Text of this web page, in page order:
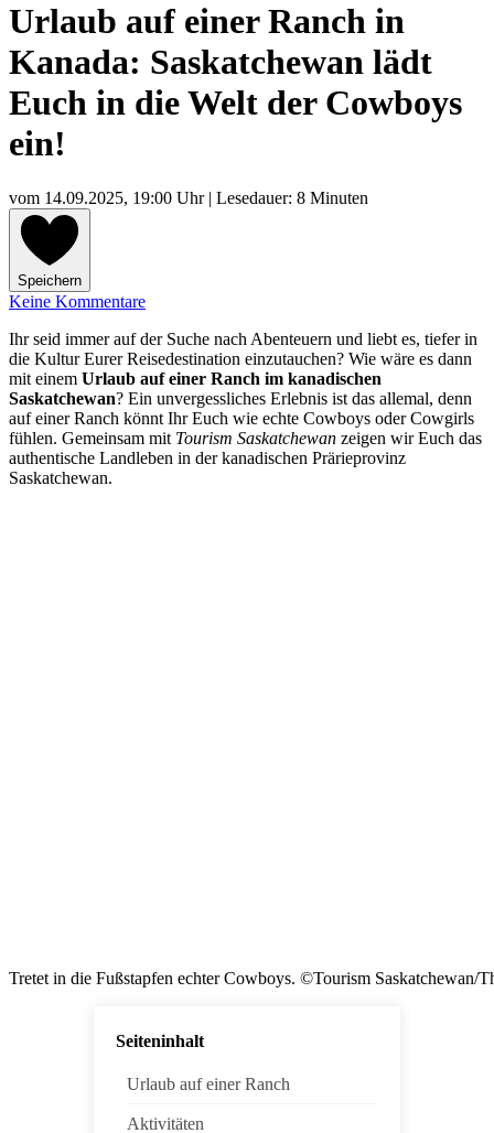
Urlaub auf einer Ranch in
Kanada: Saskatchewan lädt
Euch in die Welt der Cowboys
ein!
vom 14.09.2025, 19:00 Uhr| Lesedauer: 8 Minuten
Speichern
Keine Kommentare
Ihr seid immer auf der Suche nach Abenteuern und liebt es, tiefer in
die Kultur Eurer Reisedestination einzutauchen? Wie wäre es dann
mit einem Urlaub auf einer Ranch im kanadischen
Saskatchewan? Ein unvergessliches Erlebnis ist das allemal, denn
auf einer Ranch könnt Ihr Euch wie echte Cowboys oder Cowgirls
fühlen. Gemeinsam mit Tourism Saskatchewan zeigen wir Euch das
authentische Landleben in der kanadischen Prärieprovinz
Saskatchewan.
Tretet in die Fußstapfen echter Cowboys. ©Tourism Saskatchewan/
Seiteninhalt
Urlaub auf einer Ranch
Aktivitäten